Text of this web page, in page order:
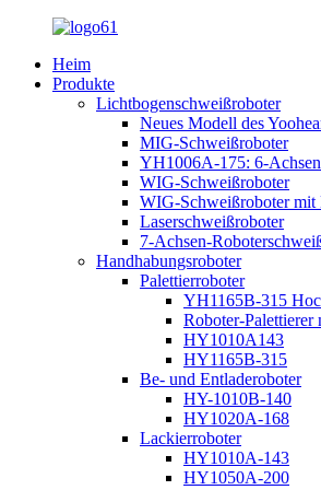
Heim
Produkte
Lichtbogenschweißroboter
Neues Modell des
MIG-Schweißroboter
YH1006A-175: 6-
WIG-Schweißroboter
WIG-Schweißroboter mit
Laserschweißroboter
7-Achsen-
Handhabungsroboter
Palettierroboter
YH1165B-315
Roboter-Palettierer
HY1010A143
HY1165B-315
Be- und Entladeroboter
HY-1010B-140
HY1020A-168
Lackierroboter
HY1010A-143
HY1050A-200